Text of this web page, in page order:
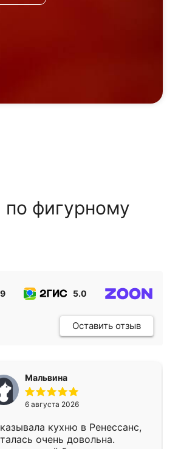
фигурному
5.0
Оставить отзыв
Мальвина
6 августа 2026
кухню в Ренессанс,
очень довольна.